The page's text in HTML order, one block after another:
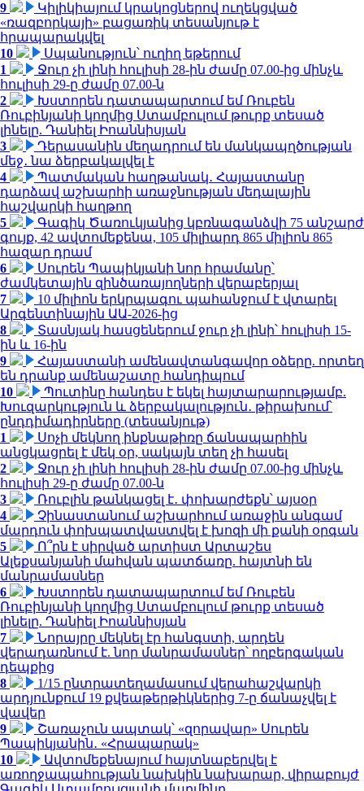
9
Կիլիկիայում կրակոցներով ուղեկցված
«ռազբորկայի» բացառիկ տեսանյութ է
հրապարակվել
10
Սպանություն՝ ուղիղ եթերում
1
Ջուր չի լինի հուլիսի 28-ին ժամը 07.00-ից մինչև
հուլիսի 29-ը ժամը 07.00-ն
2
Խստորեն դատապարտում եմ Ռուբեն
Ռուբինյանի կողմից Ստամբուլում թուրք տեսած
լինելը. Դանիել Իոաննիսյան
3
Դերասանին մեղադրում են մանկապղծության
մեջ․ նա ձերբակալվել է
4
Պատմական հաղթանակ․ Հայաստանը
դարձավ աշխարհի առաջնության մեդալային
հաշվարկի հաղթող
5
Գագիկ Ծառուկյանից կբռնագանձվի 75 անշարժ
գույք, 42 ավտոմեքենա, 105 միլիարդ 865 միլիոն 865
հազար դրամ
6
Սուրեն Պապիկյանի նոր հրամանը՝
ժամկետային զինծառայողների վերաբերյալ
7
10 միլիոն երկրպագու պահանջում է վտարել
Արգենտինային ԱԱ-2026-ից
8
Տասնյակ հասցեներում ջուր չի լինի՝ հուլիսի 15-
ին և 16-ին
9
Հայաստանի ամենավտանգավոր օձերը. որտեղ
են դրանք ամենաշատը հանդիպում
10
Պուտինը հանդես է եկել հայտարարությամբ.
Խուզարկություն և ձերբակալություն․ թիրախում՝
ընդդիմադիրները (տեսանյութ)
1
Սոչի մեկնող ինքնաթիռը ճանապարհին
անցկացրել է մեկ օր, սակայն տեղ չի հասել
2
Ջուր չի լինի հուլիսի 28-ին ժամը 07.00-ից մինչև
հուլիսի 29-ը ժամը 07.00-ն
3
Ռուբլին թանկացել է․ փոխարժեքն՝ այսօր
4
Չինաստանում աշխարհում առաջին անգամ
մարդուն փոխպատվաստվել է խոզի մի քանի օրգան
5
Ո՞րն է սիրված արտիստ Արտաշես
Ալեքսանյանի մահվան պատճառը. հայտնի են
մանրամասներ
6
Խստորեն դատապարտում եմ Ռուբեն
Ռուբինյանի կողմից Ստամբուլում թուրք տեսած
լինելը. Դանիել Իոաննիսյան
7
Նորայրը մեկնել էր հանգստի, արդեն
վերադառնում է. նոր մանրամասներ՝ ողբերգական
դեպքից
8
1/15 ընտրատեղամասում վերահաշվարկի
արդյունքում 19 քվեաթերթիկներից 7-ը ճանաչվել է
վավեր
9
Շառաչուն ապտակ՝ «զորավար» Սուրեն
Պապիկյանին․ «Հրապարակ»
10
Ավտոմեքենայում հայտնաբերվել է
առողջապահության նախկին նախարար, վիրաբույժ